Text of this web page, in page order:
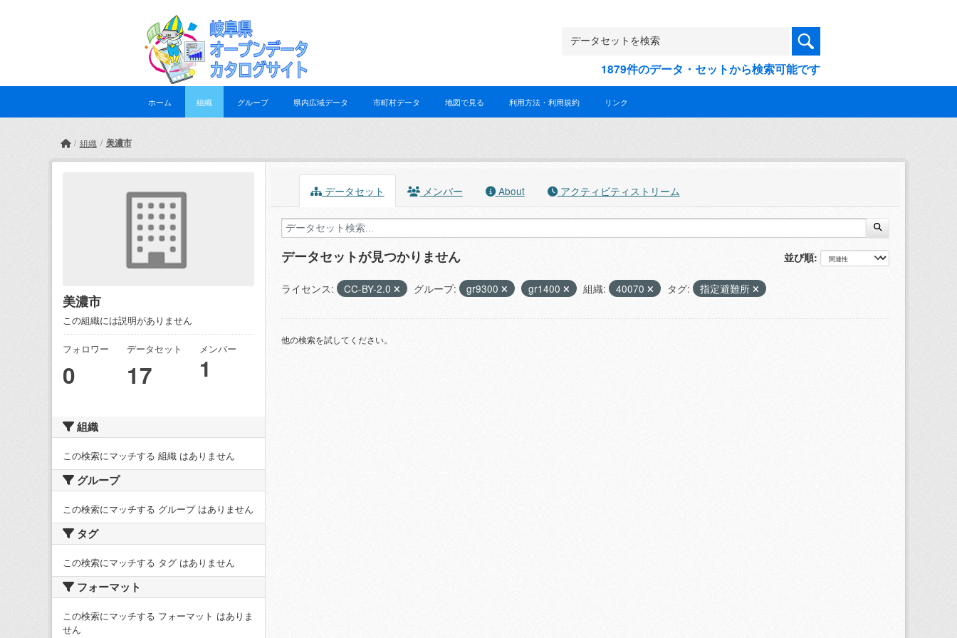
1879件のデータ・セットから検索可能です
ホーム 組織 グループ 県内広域データ 市町村データ 地図で見る 利用方法・利用規約 リンク
組織 美濃市
美濃市
この組織には説明がありません
フォロワー
0
データセット
17
メンバー
1
組織
この検索にマッチする 組織 はありません
グループ
この検索にマッチする グループ はありません
タグ
この検索にマッチする タグ はありません
フォーマット
この検索にマッチする フォーマット はありま
せん
データセット メンバー About アクティビティストリーム
並び順
データセットが見つかりません
ライセンス: CC-BY-2.0 グループ: gr9300 gr1400 組織: 40070 タグ: 指定避難所
他の検索を試してください。